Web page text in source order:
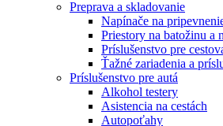
Preprava a skladovanie
Napínače na
Priestory na batožinu a
Príslušenstvo pre
Ťažné zariadenia a
Príslušenstvo pre autá
Alkohol testery
Asistencia na cestách
Autopoťahy